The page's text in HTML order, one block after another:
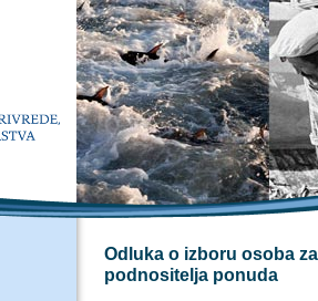
Odluka o izboru osoba
podnositelja ponuda